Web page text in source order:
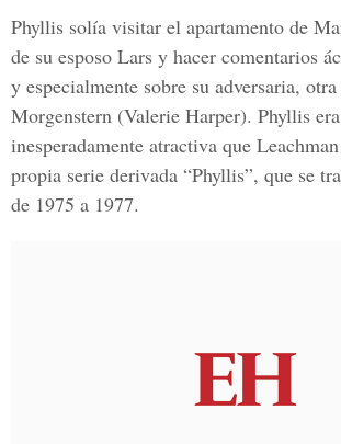
Phyllis solía visitar el apartamento de
de su esposo Lars y hacer comentarios
y especialmente sobre su adversaria,
Morgenstern (Valerie Harper). Phyllis
inesperadamente atractiva que
propia serie derivada “Phyllis”, que se
de 1975 a 1977.